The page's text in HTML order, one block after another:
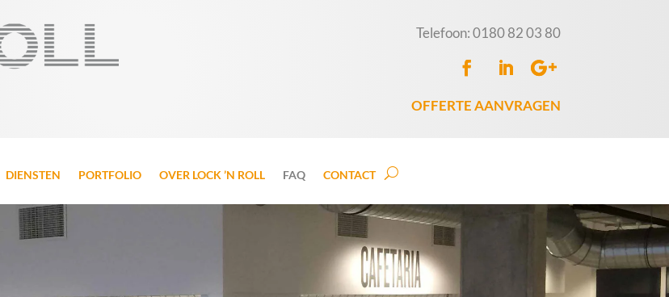
Telefoon: 0180 82 03 80
OFFERTE AANVRAGEN
DIENSTEN PORTFOLIO OVER LOCK ’N ROLL FAQ CONTACT